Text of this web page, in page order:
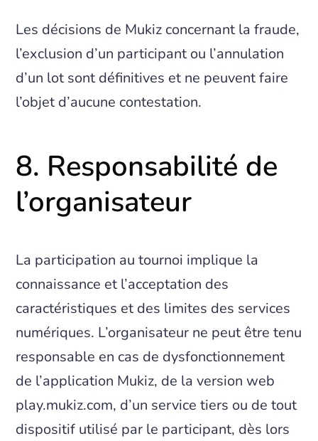
Les décisions de Mukiz concernant la fraude,
l’exclusion d’un participant ou l’annulation
d’un lot sont définitives et ne peuvent faire
l’objet d’aucune contestation.
8. Responsabilité de
l’organisateur
La participation au tournoi implique la
connaissance et l’acceptation des
caractéristiques et des limites des services
numériques. L’organisateur ne peut être tenu
responsable en cas de dysfonctionnement
de l’application Mukiz, de la version web
play.mukiz.com, d’un service tiers ou de tout
dispositif utilisé par le participant, dès lors